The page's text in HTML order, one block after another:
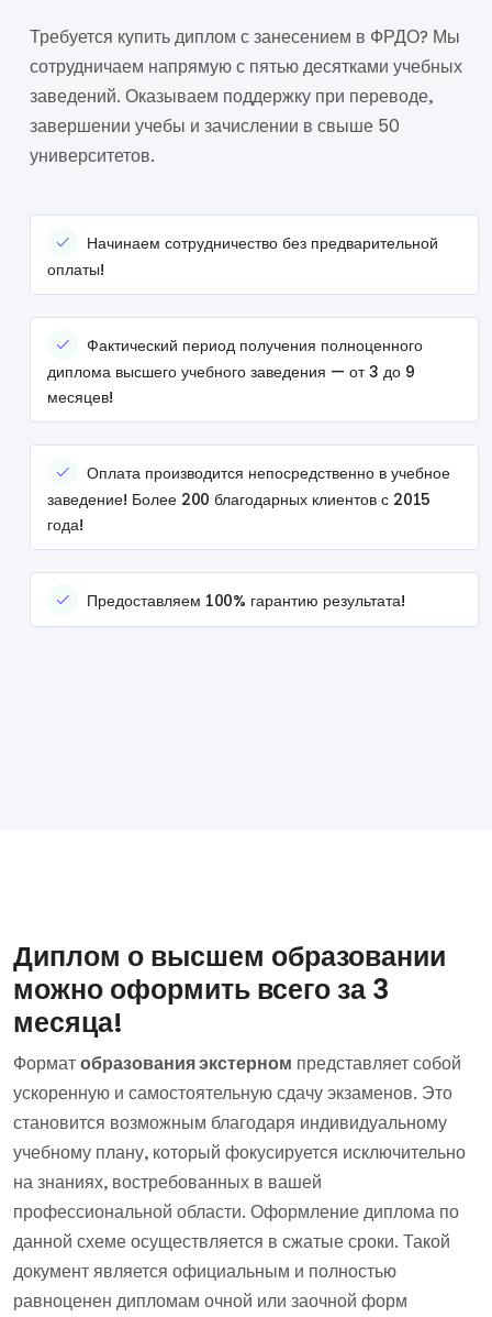
Требуется купить диплом с занесением в ФРДО? Мы
сотрудничаем напрямую с пятью десятками учебных
заведений. Оказываем поддержку при переводе,
завершении учебы и зачислении в свыше 50
университетов.
Начинаем сотрудничество без предварительной
оплаты!
Фактический период получения полноценного
диплома высшего учебного заведения — от 3 до 9
месяцев!
Оплата производится непосредственно в учебное
заведение! Более 200 благодарных клиентов с 2015
года!
Предоставляем 100% гарантию результата!
Диплом о высшем образовании
можно оформить всего за 3
месяца!
Форматобразования экстерном представляет собой
ускоренную и самостоятельную сдачу экзаменов. Это
становится возможным благодаря индивидуальному
учебному плану, который фокусируется исключительно
на знаниях, востребованных в вашей
профессиональной области. Оформление диплома по
данной схеме осуществляется в сжатые сроки. Такой
документ является официальным и полностью
равноценен дипломам очной или заочной форм